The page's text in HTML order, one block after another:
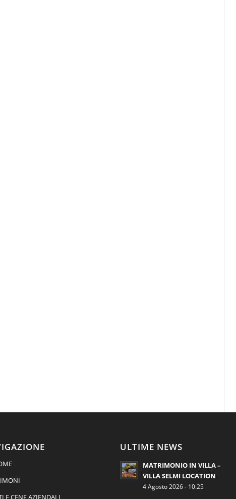
E CENE AZIENDALI
ULTIME NEWS
MATRIMONIO IN VILLA –
VILLA SELMI LOCATION
4 Agosto 2026 - 10:25